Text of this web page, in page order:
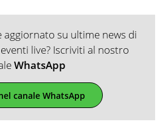
aggiornato su ultime news di
live? Iscriviti al nostro
WhatsApp
canale WhatsApp